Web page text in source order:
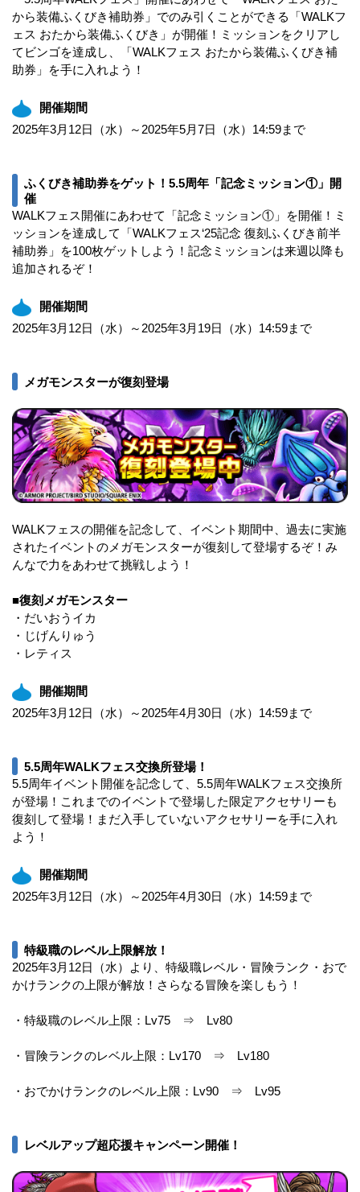
から装備ふくびき補助券」でのみ引くことができる「WALKフ
ェス おたから装備ふくびき」が開催！ミッションをクリアし
てビンゴを達成し、「WALKフェス おたから装備ふくびき補
助券」を手に入れよう！
開催期間
2025年3月12日（水）～2025年5月7日（水）14:59まで
ふくびき補助券をゲット！5.5周年「記念ミッション①」開
催
WALKフェス開催にあわせて「記念ミッション①」を開催！ミ
ッションを達成して「WALKフェス‘25記念 復刻ふくびき前半
補助券」を100枚ゲットしよう！記念ミッションは来週以降も
追加されるぞ！
開催期間
2025年3月12日（水）～2025年3月19日（水）14:59まで
メガモンスターが復刻登場
WALKフェスの開催を記念して、イベント期間中、過去に実施
されたイベントのメガモンスターが復刻して登場するぞ！み
んなで力をあわせて挑戦しよう！
■復刻メガモンスター
・だいおうイカ
・じげんりゅう
・レティス
開催期間
2025年3月12日（水）～2025年4月30日（水）14:59まで
5.5周年WALKフェス交換所登場！
5.5周年イベント開催を記念して、5.5周年WALKフェス交換所
が登場！これまでのイベントで登場した限定アクセサリーも
復刻して登場！まだ入手していないアクセサリーを手に入れ
よう！
開催期間
2025年3月12日（水）～2025年4月30日（水）14:59まで
特級職のレベル上限解放！
2025年3月12日（水）より、特級職レベル・冒険ランク・おで
かけランクの上限が解放！さらなる冒険を楽しもう！
・特級職のレベル上限：Lv75 ⇒ Lv80
・冒険ランクのレベル上限：Lv170 ⇒ Lv180
・おでかけランクのレベル上限：Lv90 ⇒ Lv95
レベルアップ超応援キャンペーン開催！